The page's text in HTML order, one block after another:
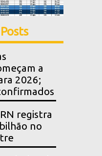
a
2026;
registra
no